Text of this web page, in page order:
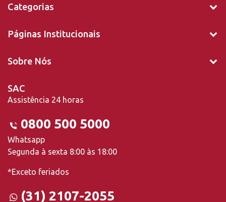
Categorias
Páginas Institucionais
Sobre Nós
SAC
Assistência 24 horas
0800 500 5000
Whatsapp
Segunda à sexta 8:00 às 18:00
*Exceto feriados
(31) 2107-2055